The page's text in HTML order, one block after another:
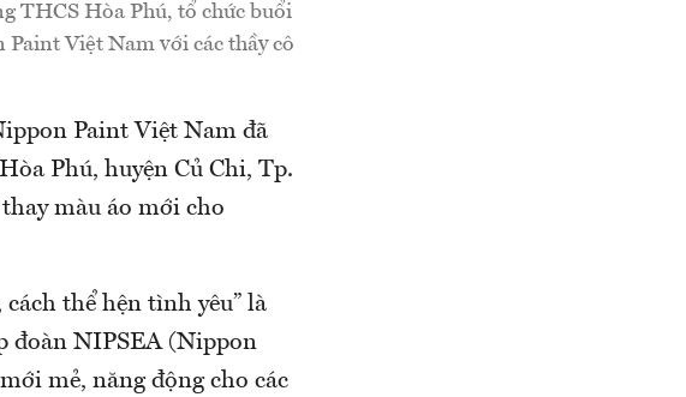
THCS Hòa Phú, tổ chức buổi
Việt Nam với các thầy cô
Paint Việt Nam đã
Phú, huyện Củ Chi, Tp.
màu áo mới cho
cách thể hện tình yêu” là
đoàn NIPSEA (Nippon
mẻ, năng động cho các